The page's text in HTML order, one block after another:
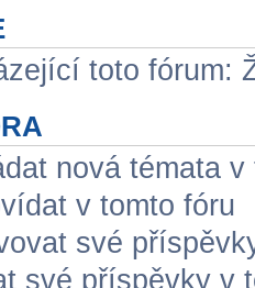
toto fórum:
nová témata v
v tomto fóru
své
své příspěvky v